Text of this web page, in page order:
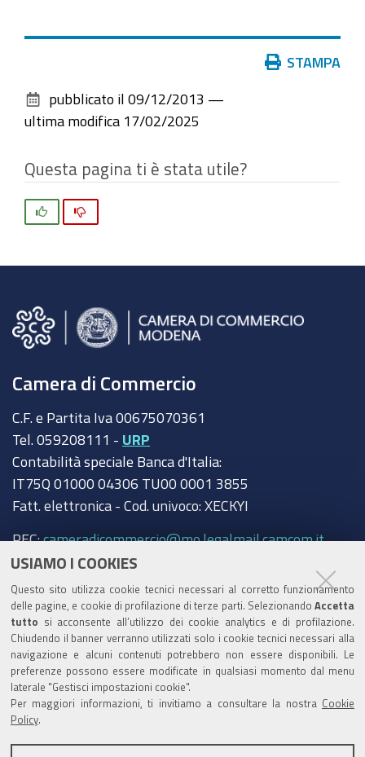
USIAMO I COOKIES
Questo sito utilizza cookie tecnici necessari al corretto funzionamento
delle pagine, e cookie di profilazione di terze parti. Selezionando Accetta
tutto si acconsente all’utilizzo dei cookie analytics e di profilazione.
Chiudendo il banner verranno utilizzati solo i cookie tecnici necessari alla
navigazione e alcuni contenuti potrebbero non essere disponibili. Le
preferenze possono essere modificate in qualsiasi momento dal menu
laterale "Gestisci impostazioni cookie".
Per maggiori informazioni, ti invitiamo a consultare la nostra Cookie
Policy
documento
STAMPA
pubblicato il 09/12/2013 —
ultima modifica 17/02/2025
Questa pagina ti è stata utile?
Camera di Commercio
C.F. e Partita Iva 00675070361
Tel. 059208111 - URP
Contabilità speciale Banca d'Italia:
IT75Q 01000 04306 TU00 0001 3855
Fatt. elettronica - Cod. univoco: XECKYI
PEC:cameradicommercio@mo.legalmail.camcom.it
Trasparenza
Amministrazione trasparente
Albo Camerale
Pubblicità Legale
Area riservata Amministratori